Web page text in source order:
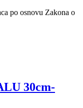
po osnovu Zakona o
30cm-